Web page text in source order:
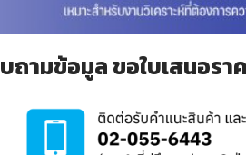
ามข้อมูล ขอใบเสนอรา